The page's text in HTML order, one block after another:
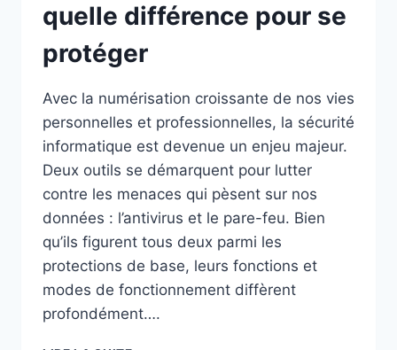
quelle différence pour se
protéger
Avec la numérisation croissante de nos vies
personnelles et professionnelles, la sécurité
informatique est devenue un enjeu majeur.
Deux outils se démarquent pour lutter
contre les menaces qui pèsent sur nos
données : l’antivirus et le pare-feu. Bien
qu’ils figurent tous deux parmi les
protections de base, leurs fonctions et
modes de fonctionnement diffèrent
profondément….